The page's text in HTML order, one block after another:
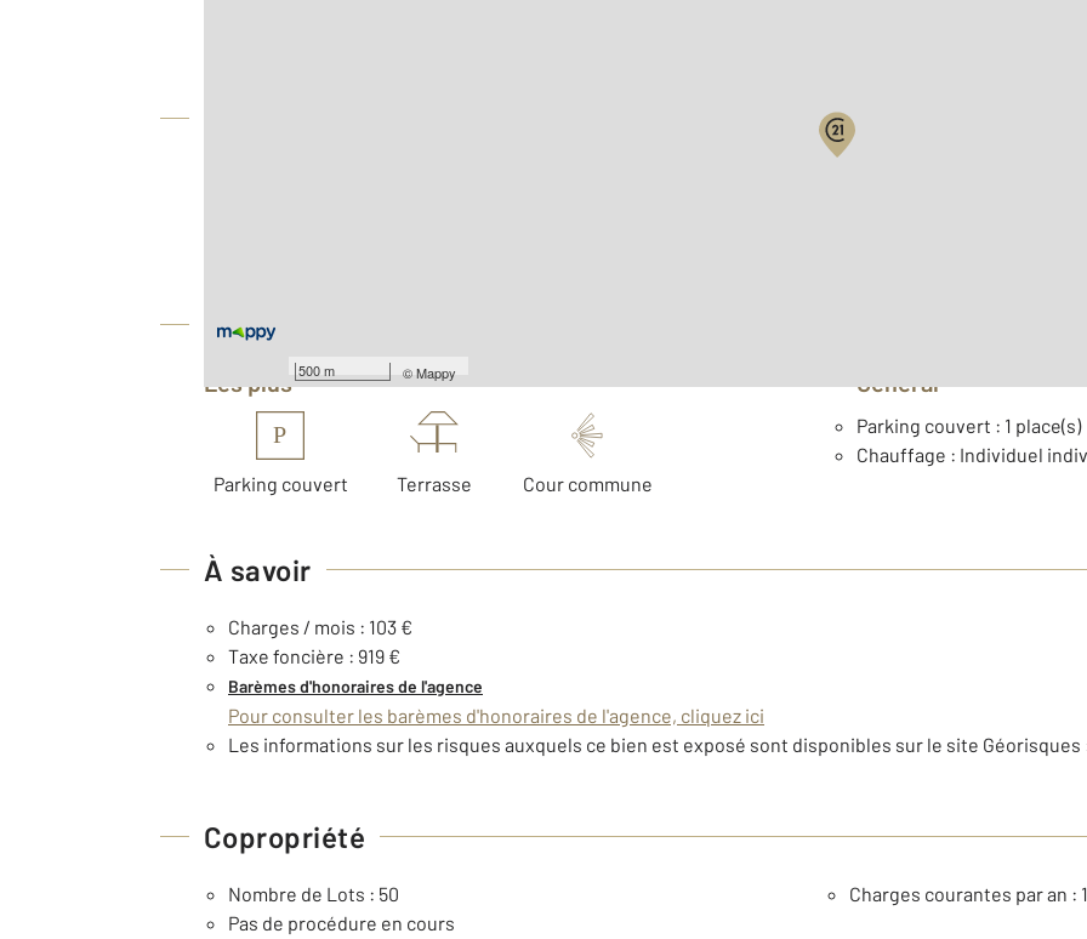
500 m ©Mappy
Équipements
Les plus
P
Parking couvert Terrasse Cour commune
Général
Parking couvert : 1 place(s)
Chauffage : Individuel
À savoir
Charges / mois : 103 €
Taxe foncière : 919 €
Barèmes d'honoraires de l'agence
Pour consulter les barèmes d'honoraires de l'agence, cliquez ici
Les informations sur les risques auxquels ce bien est exposé sont disponibles sur le site
Copropriété
Nombre de Lots : 50
Charges courantes par an :
Pas de procédure en cours